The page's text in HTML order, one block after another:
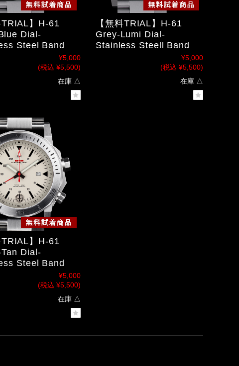
TRIAL】H-61
Dial-
Steel Band
¥5,000
(税込 ¥5,500)
在庫 △
【無料TRIAL】H-61
Grey-Lumi Dial-
Stainless Steell Band
¥5,000
(税込 ¥5,500)
在庫 △
TRIAL】H-61
Dial-
Steel Band
¥5,000
(税込 ¥5,500)
在庫 △